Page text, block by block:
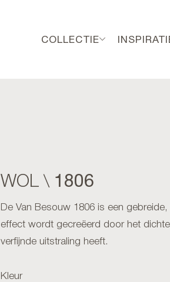
COLLECTIE
WOL \ 1806
De Van Besouw 1806 is een
effect wordt gecreëerd door het
verfijnde uitstraling heeft.
Kleur